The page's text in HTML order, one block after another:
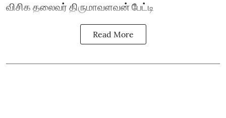
விசிக தலைவர் திருமாவளவன் பேட்டி
Read More